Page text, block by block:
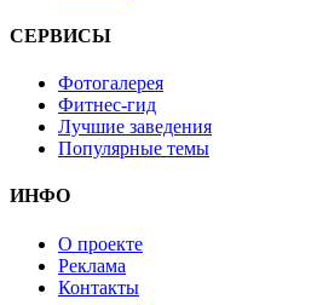
СЕРВИСЫ
Фотогалерея
Фитнес-гид
Лучшие заведения
Популярные темы
ИНФО
О проекте
Реклама
Контакты